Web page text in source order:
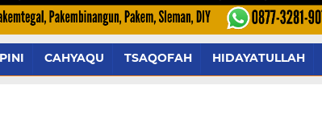
CAHYAQU TSAQOFAH HIDAYATULLAH